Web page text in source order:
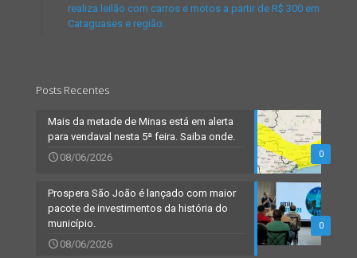
realiza leilão com carros e motos a partir de R$ 300 em
Cataguases e região.
Posts Recentes
0
Mais da metade de Minas está em alerta
para vendaval nesta 5ª feira. Saiba onde.
08/06/2026
0
Prospera São João é lançado com maior
pacote de investimentos da história do
município.
08/06/2026